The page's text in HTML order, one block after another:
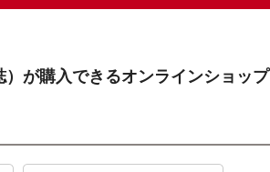
）が購入できるオンラインショップ